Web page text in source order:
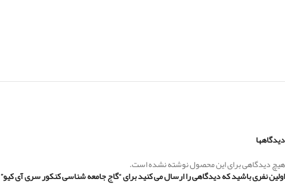
دیدگاهها
هیچ دیدگاهی برای این محصول نوشته نشده است.
اولین نفری باشید که دیدگاهی را ارسال می کنید برای “گاج جامعه شناسی کنکور سری آی کیو”